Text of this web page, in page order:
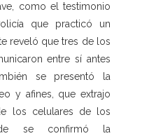
como el testimonio
que practicó un
reveló que tres de los
entre sí antes
se presentó la
y afines, que extrajo
los celulares de los
se confirmó la